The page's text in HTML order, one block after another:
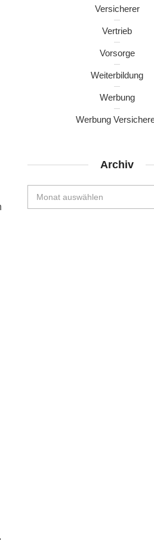
Versicherer
Vertrieb
Vorsorge
Weiterbildung
Werbung
Werbung
Archiv